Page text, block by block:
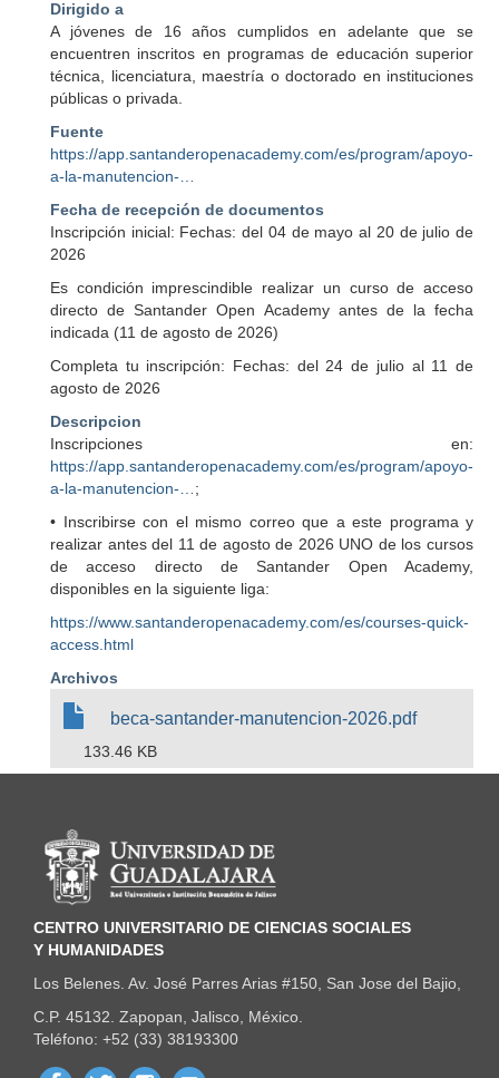
Dirigido a
A jóvenes de 16 años cumplidos en adelante que se
encuentren inscritos en programas de educación superior
técnica, licenciatura, maestría o doctorado en instituciones
públicas o privada.
Fuente
https://app.santanderopenacademy.com/es/program/apoyo-
a-la-manutencion-…
Fecha de recepción de documentos
Inscripción inicial: Fechas: del 04 de mayo al 20 de julio de
2026
Es condición imprescindible realizar un curso de acceso
directo de Santander Open Academy antes de la fecha
indicada (11 de agosto de 2026)
Completa tu inscripción: Fechas: del 24 de julio al 11 de
agosto de 2026
Descripcion
Inscripciones en:
https://app.santanderopenacademy.com/es/program/apoyo-
a-la-manutencion-…;
• Inscribirse con el mismo correo que a este programa y
realizar antes del 11 de agosto de 2026 UNO de los cursos
de acceso directo de Santander Open Academy,
disponibles en la siguiente liga:
https://www.santanderopenacademy.com/es/courses-quick-
access.html
Archivos
beca-santander-manutencion-2026.pdf
133.46 KB
Información del portal
CENTRO UNIVERSITARIO DE CIENCIAS SOCIALES
Y HUMANIDADES
Los Belenes. Av. José Parres Arias #150, San Jose del Bajio,
C.P. 45132. Zapopan, Jalisco, México.
Teléfono: +52 (33) 38193300